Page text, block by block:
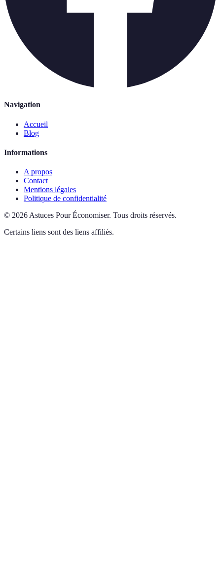
Navigation
Accueil
Blog
Informations
A propos
Contact
Mentions légales
Politique de confidentialité
© 2026 Astuces Pour Économiser. Tous droits réservés.
Certains liens sont des liens affiliés.